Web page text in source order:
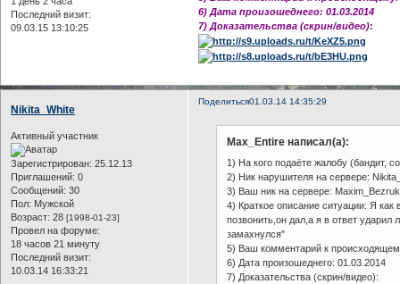
Последний визит:
09.03.15 13:10:25
6) Дата произошеднего: 01.03.2014
7) Доказательства (скрин/видео):
Поделиться01.03.14 14:35:29
Nikita_White
Активный участник
Зарегистрирован: 25.12.13
Приглашений: 0
Сообщений: 30
Пол: Мужской
Возраст: 28 [1998-01-23]
Провел на форуме:
18 часов 21 минуту
Последний визит:
10.03.14 16:33:21
Max_Entire написал(а):
1) На кого подаёте жалобу (бандит,
2) Ник нарушителя на сервере:
3) Ваш ник на сервере:
4) Краткое описание ситуации: Я
позвонить,он дал,а я в ответ
замахнулся"
5) Ваш комментарий к
6) Дата произошеднего: 01.03.2014
7) Доказательства (скрин/видео):